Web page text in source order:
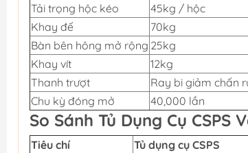
Tải trọng hộc kéo
45kg / hộc
Khay đế
70kg
Bàn bên hông mở rộng 25kg
Khay vít
12kg
Thanh trượt
Ray bi giảm chấn
Chu kỳ đóng mở
40,000 lần
So Sánh Tủ Dụng Cụ CSPS
Tiêu chí Tủ dụng cụ CSPS